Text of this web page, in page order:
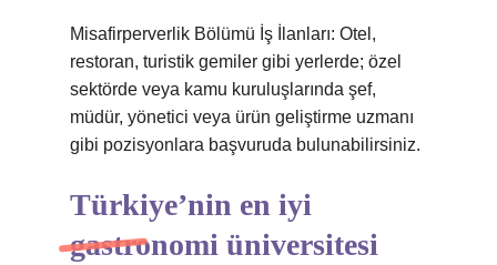
Misafirperverlik Bölümü İş İlanları: Otel,
restoran, turistik gemiler gibi yerlerde; özel
sektörde veya kamu kuruluşlarında şef,
müdür, yönetici veya ürün geliştirme uzmanı
gibi pozisyonlara başvuruda bulunabilirsiniz.
Türkiye’nin en iyi
gastronomi üniversitesi